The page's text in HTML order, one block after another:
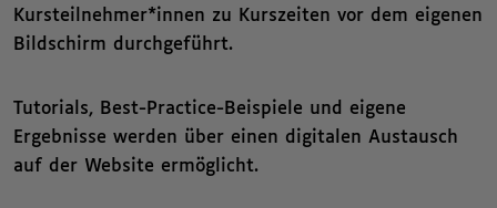
Kursteilnehmer*innen zu Kurszeiten vor dem eigenen
Bildschirm durchgeführt.
Tutorials, Best-Practice-Beispiele und eigene
Ergebnisse werden über einen digitalen Austausch
auf der Website ermöglicht.